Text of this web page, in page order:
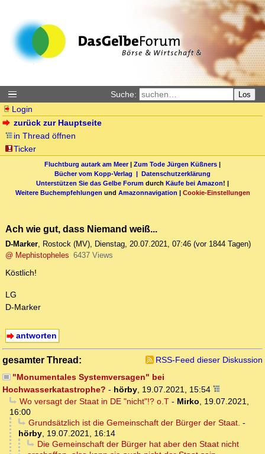
Suche: Los
Login
zurück zur Hauptseite
in Thread öffnen
Ticker
Fluchtburg autark am Meer| Zum Tode Jürgen Küßners |
Bücher vom Kopp-Verlag | Datenschutzerklärung
Unterstützen Sie das Gelbe Forum durch Käufe bei Amazon! |
Weitere Buchempfehlungen und Amazonnavigation | Cookie-Einstellungen
Ach wie gut, dass Niemand weiß...
D-Marker, Rostock (MV), Dienstag, 20.07.2021, 07:46 (vor 1844 Tagen)
@ Mephistopheles 6437 Views
Köstlich!
LG
D-Marker
antworten
gesamter Thread:
RSS-Feed dieser Diskussion
"Monumentales Systemversagen" bei
Hochwasserkatastrophe? - hörby, 19.07.2021, 15:54
Wo versagt der Staat in DE "nicht"!? o.T- Mirko, 19.07.2021,
16:00
Grundsätzlich ist die Gemeinschaft der Bürger der Staat. -
hörby, 19.07.2021, 16:14
Die Gemeinschaft der Bürger hat aber den Staat nicht